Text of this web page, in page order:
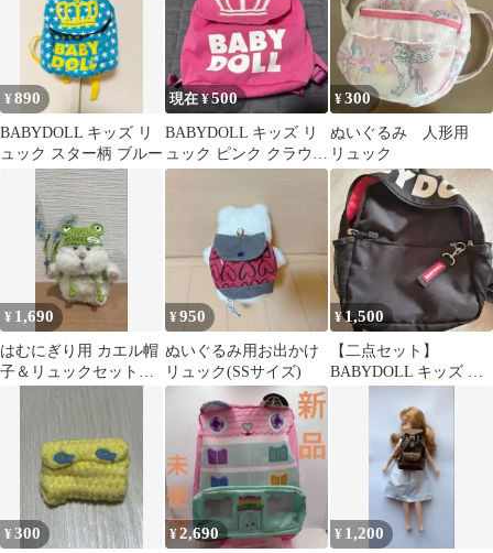
¥890
BABYDOLL キッズ リ
ュック スター柄 ブルー
現在 ¥500
BABYDOLL キッズ リ
ュック ピンク クラウン
ロゴ
¥300
ぬいぐるみ 人形用
リュック
¥ 1,690
はむにぎり用 カエル帽
子＆リュックセット
メイド
¥950
ぬいぐるみ用お出かけ
リュック(SSサイズ)
¥1,500
【二点セット】
BABYDOLL キッズ リ
¥300 ¥2,690 ¥ 1,200